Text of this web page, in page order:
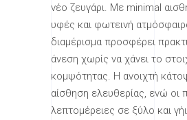
νέο ζευγάρι. Με minimal
υφές και φωτεινή
διαμέρισμα προσφέρει
άνεση χωρίς να χάνει το
κομψότητας. Η ανοιχτή
αίσθηση ελευθερίας, ενώ οι
λεπτομέρειες σε ξύλο και